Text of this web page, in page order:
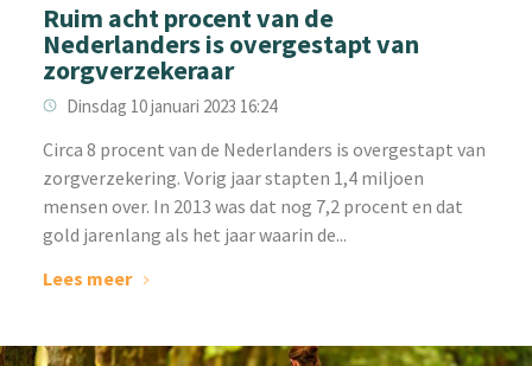
Ruim acht procent van de
Nederlanders is overgestapt van
zorgverzekeraar
Dinsdag 10 januari 2023 16:24
‌Circa 8 procent van de Nederlanders is overgestapt van
zorgverzekering. Vorig jaar stapten 1,4 miljoen
mensen over. In 2013 was dat nog 7,2 procent en dat
gold jarenlang als het jaar waarin de...
Lees meer